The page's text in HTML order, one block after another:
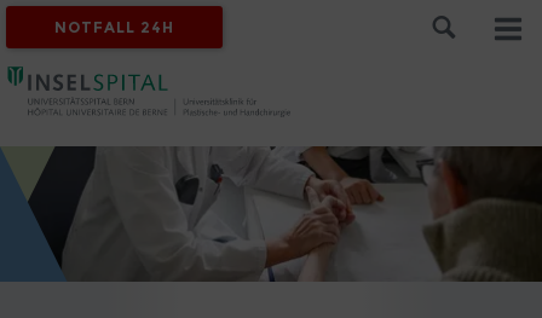
NOTFALL 24H